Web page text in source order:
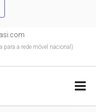
para a rede móvel nacional)